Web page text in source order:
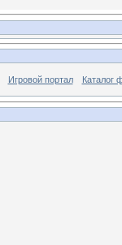
Игровой портал Каталог